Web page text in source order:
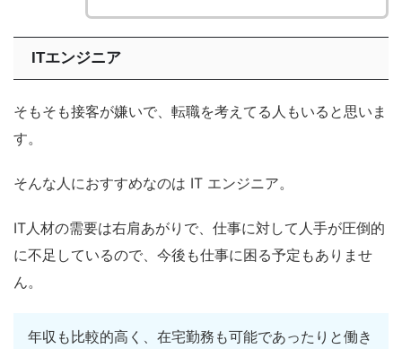
ITエンジニア
そもそも接客が嫌いで、転職を考えてる人もいると思いま
す。
そんな人におすすめなのは IT エンジニア。
IT人材の需要は右肩あがりで、仕事に対して人手が圧倒的
に不足しているので、今後も仕事に困る予定もありませ
ん。
年収も比較的高く、在宅勤務も可能であったりと働き